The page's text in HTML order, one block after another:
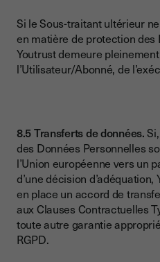
Si le Sous-traitant ultérieur
en matière de protection des
Youtrust demeure
l’Utilisateur/Abonné, de
8.5 Transferts de données.
des Données Personnelles
l’Union européenne vers un
d’une décision
en place un accord de
aux Clauses Contractuelles
toute autre garantie
RGPD.